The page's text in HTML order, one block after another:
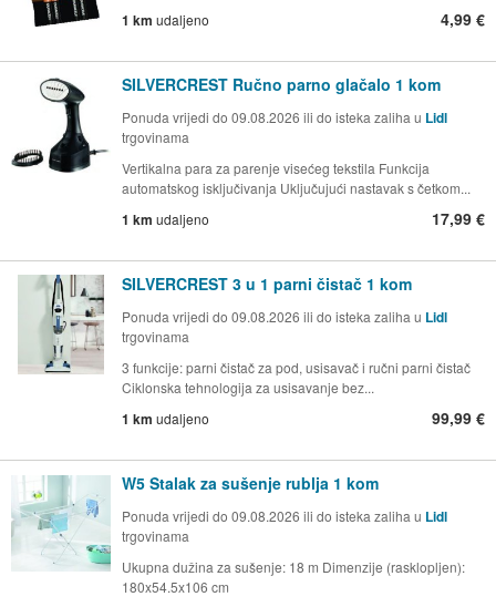
1 km udaljeno 4,99 €
SILVERCREST Ručno parno glačalo 1 kom
Ponuda vrijedi do 09.08.2026 ili do isteka zaliha u Lidl
trgovinama
Vertikalna para za parenje visećeg tekstila Funkcija
automatskog isključivanja Uključujući nastavak s četkom...
1 km udaljeno 17,99 €
SILVERCREST 3 u 1 parni čistač 1 kom
Ponuda vrijedi do 09.08.2026 ili do isteka zaliha u Lidl
trgovinama
3 funkcije: parni čistač za pod, usisavač i ručni parni čistač
Ciklonska tehnologija za usisavanje bez...
1 km udaljeno 99,99 €
W5 Stalak za sušenje rublja 1 kom
Ponuda vrijedi do 09.08.2026 ili do isteka zaliha u Lidl
trgovinama
Ukupna dužina za sušenje: 18 m Dimenzije (rasklopljen):
180x54.5x106 cm